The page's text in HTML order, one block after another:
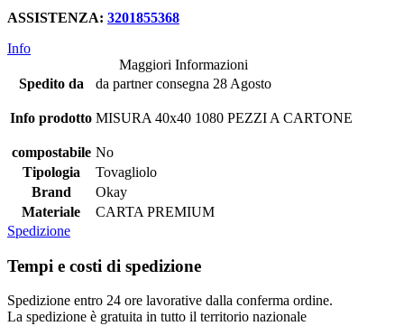
ASSISTENZA: 3201855368
Info
Maggiori Informazioni
Spedito da
da partner consegna 28 Agosto
Info prodotto MISURA 40x40 1080 PEZZI A CARTONE
compostabile No
Tipologia
Tovagliolo
Brand
Okay
Materiale
CARTA PREMIUM
Spedizione
Tempi e costi di spedizione
Spedizione entro 24 ore lavorative dalla conferma ordine.
La spedizione è gratuita in tutto il territorio nazionale